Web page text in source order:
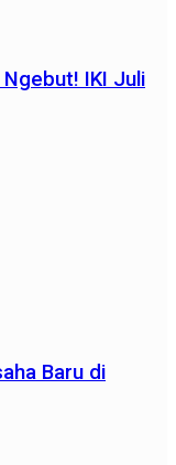
IKI Juli
Baru di